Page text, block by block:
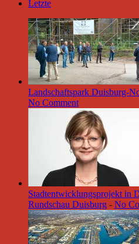
Letzte
Landschaftspark Duisburg-
No Comment
Stadtentwicklungsprojekt in
Rundschau Duisburg - No